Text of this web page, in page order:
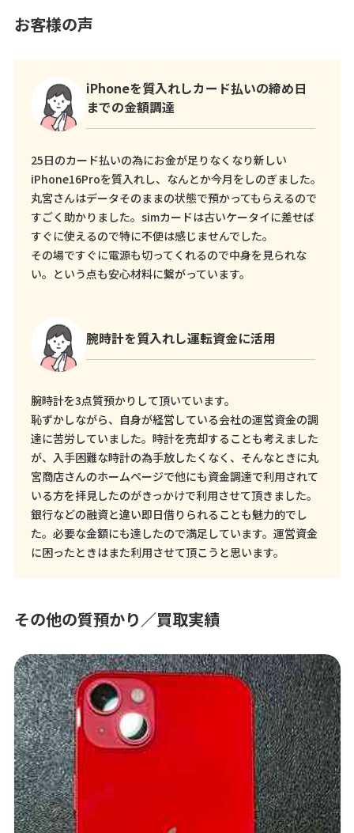
お客様の声
iPhoneを質入れしカード払いの締め日
までの金額調達
25日のカード払いの為にお金が足りなくなり新しい
iPhone16Proを質入れし、なんとか今月をしのぎました。
丸宮さんはデータそのままの状態で預かってもらえるので
すごく助かりました。simカードは古いケータイに差せば
すぐに使えるので特に不便は感じませんでした。
その場ですぐに電源も切ってくれるので中身を見られな
い。という点も安心材料に繋がっています。
腕時計を質入れし運転資金に活用
腕時計を3点質預かりして頂いています。
恥ずかしながら、自身が経営している会社の運営資金の調
達に苦労していました。時計を売却することも考えました
が、入手困難な時計の為手放したくなく、そんなときに丸
宮商店さんのホームページで他にも資金調達で利用されて
いる方を拝見したのがきっかけで利用させて頂きました。
銀行などの融資と違い即日借りられることも魅力的でし
た。必要な金額にも達したので満足しています。運営資金
に困ったときはまた利用させて頂こうと思います。
その他の質預かり／買取実績